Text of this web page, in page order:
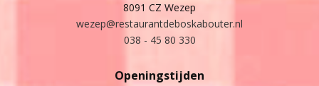
8091 CZ Wezep
wezep@restaurantdeboskabouter.nl
038 - 45 80 330
Openingstijden